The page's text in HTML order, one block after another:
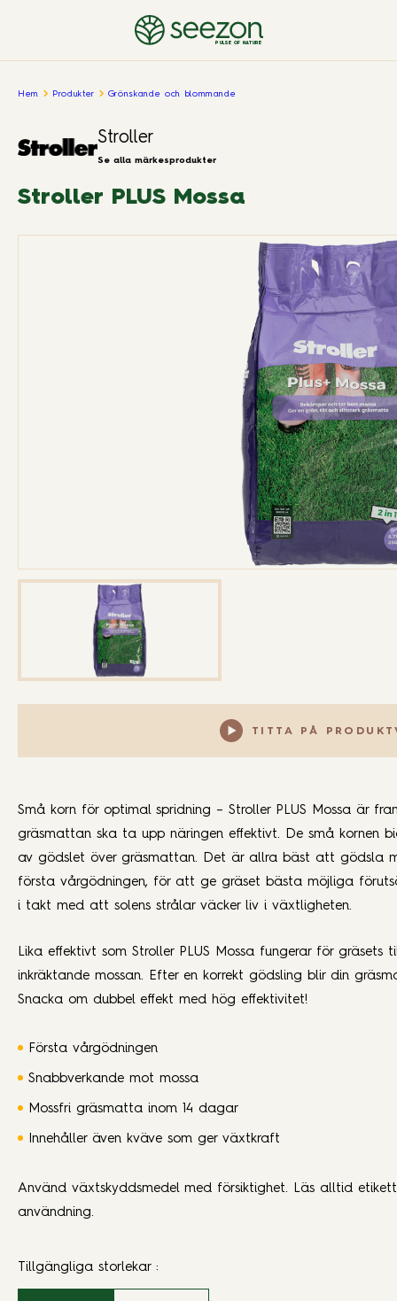
PULSE OF NATURE
Hem Produkter Grönskande och blommande
Stroller
Se alla märkesprodukter
Stroller PLUS Mossa
TITTA PÅ
Små korn för optimal spridning – Stroller PLUS Mossa är
gräsmattan ska ta upp näringen effektivt. De små kornen
av gödslet över gräsmattan. Det är allra bäst att gödsla
första vårgödningen, för att ge gräset bästa möjliga
takt med att solens strålar väcker liv i växtligheten.
Lika effektivt som Stroller PLUS Mossa fungerar för
inkräktande mossan. Efter en korrekt gödsling blir din
Snacka om dubbel effekt med hög effektivitet!
Första vårgödningen
Snabbverkande mot mossa
Mossfri gräsmatta inom 14 dagar
Innehåller även kväve som ger växtkraft
Använd växtskyddsmedel med försiktighet. Läs alltid
användning.
Tillgängliga storlekar: